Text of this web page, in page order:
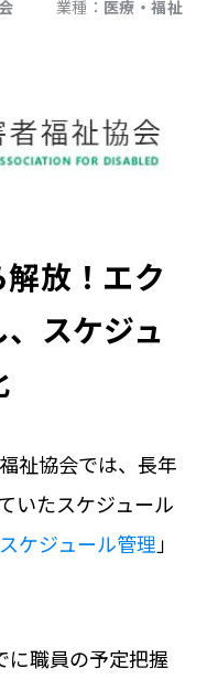
業種： 医療・福祉
放！エク
スケジュ
祉協会では、長年
いたスケジュール
ケジュール管理 」
に職員の予定把握